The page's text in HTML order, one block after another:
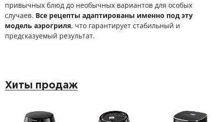
привычных блюд до необычных вариантов для особых
случаев. Все рецепты адаптированы именно под эту
модель аэрогриля, что гарантирует стабильный и
предсказуемый результат.
Хиты продаж